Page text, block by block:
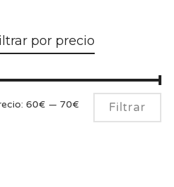
por precio
Filtrar
60€ — 70€